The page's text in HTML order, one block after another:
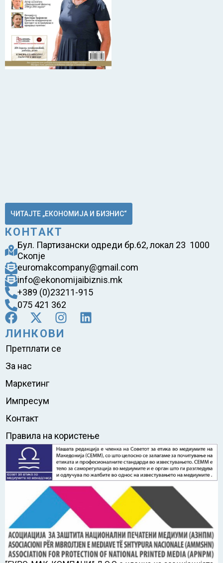
ЧИТАЈТЕ „ЕКОНОМИЈА И БИЗНИС“
КОНТАКТ
Бул. Партизански одреди бр.62, локал 23 1000
Скопје
euromakcompany@gmail.com
info@ekonomijaibiznis.mk
+389 (0)23211-915
075 421 362
ЛИНКОВИ
Претплати се
За нас
Маркетинг
Импресум
Контакт
Правила на користење